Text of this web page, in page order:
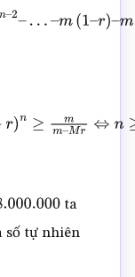
(1–r –m= M (1 +r
mm –M r⇔n≥ log 1+ r
ta
số tự nhiên